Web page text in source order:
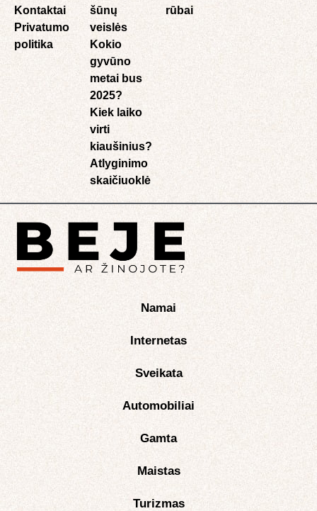
Kontaktai
Privatumo
politika
šūnų
veislės
Kokio
gyvūno
metai bus
2025?
Kiek laiko
virti
kiaušinius?
Atlyginimo
skaičiuoklė​
rūbai
Namai
Internetas
Sveikata
Automobiliai
Gamta
Maistas
Turizmas